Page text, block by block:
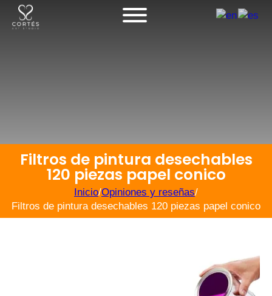
Filtros de pintura desechables
120 piezas papel conico
Inicio/Opiniones y reseñas/
Filtros de pintura desechables 120 piezas papel conico